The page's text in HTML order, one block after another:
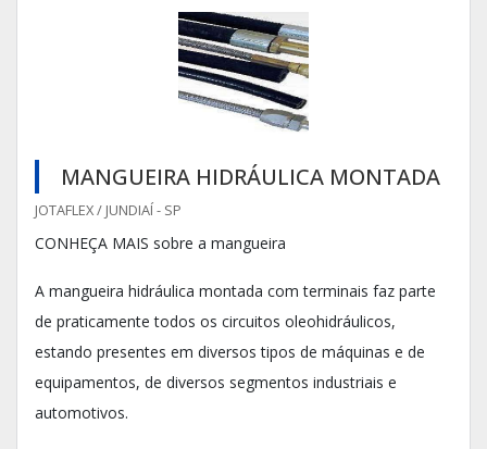
MANGUEIRA HIDRÁULICA MONTADA
JOTAFLEX / JUNDIAÍ - SP
CONHEÇA MAIS sobre a mangueira
A mangueira hidráulica montada com terminais faz parte
de praticamente todos os circuitos oleohidráulicos,
estando presentes em diversos tipos de máquinas e de
equipamentos, de diversos segmentos industriais e
automotivos.